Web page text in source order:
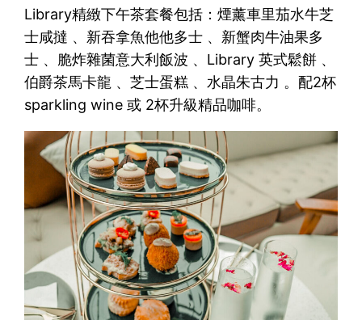
Library精緻下午茶套餐包括：煙薰車里茄水牛芝
士咸撻 、新吞拿魚他他多士 、新蟹肉牛油果多
士 、脆炸雜菌意大利飯波 、Library 英式鬆餅 、
伯爵茶馬卡龍 、芝士蛋糕 、水晶朱古力 。配2杯
sparkling wine 或 2杯升級精品咖啡。